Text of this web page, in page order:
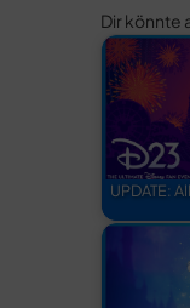
Dir könnte
UPDATE: